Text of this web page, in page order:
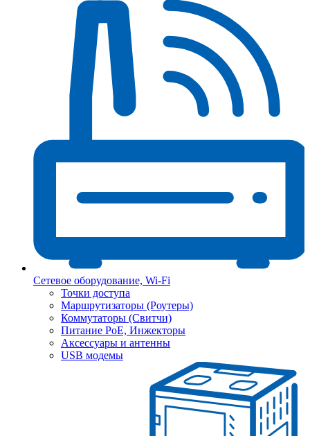
Сетевое оборудование, Wi-Fi
Точки доступа
Маршрутизаторы (Роутеры)
Коммутаторы (Свитчи)
Питание PoE, Инжекторы
Аксессуары и антенны
USB модемы